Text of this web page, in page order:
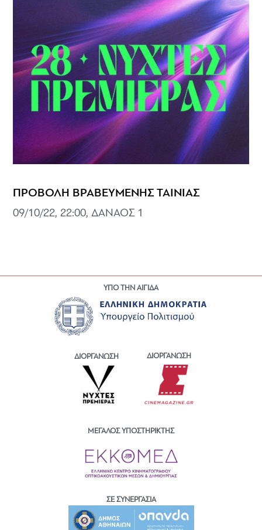
ΠΡΟΒΟΛΗ ΒΡΑΒΕΥΜΕΝΗΣ ΤΑΙΝΙΑΣ
09/10/22, 22:00, ΔΑΝΑΟΣ 1
ΥΠΟ ΤΗΝ ΑΙΓΙΔΑ
ΔΙΟΡΓΑΝΩΣΗ ΔΙΟΡΓΑΝΩΣΗ
ΜΕΓΑΛΟΣ ΥΠΟΣΤΗΡΙΚΤΗΣ
ΣΕ ΣΥΝΕΡΓΑΣΙΑ